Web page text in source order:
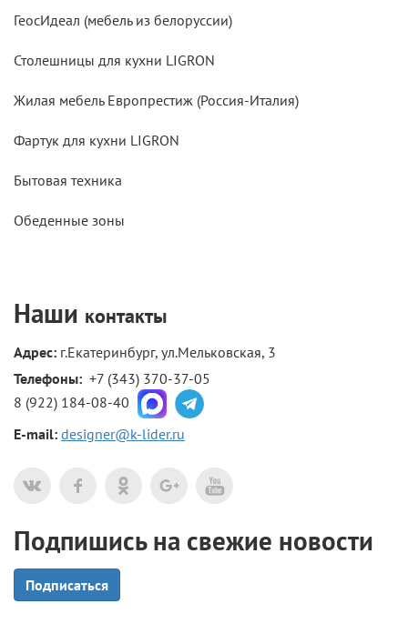
ГеосИдеал (мебель из белоруссии)
Столешницы для кухни LIGRON
Жилая мебель Европрестиж (Россия-Италия)
Фартук для кухни LIGRON
Бытовая техника
Обеденные зоны
Наши контакты
Адрес: г.Екатеринбург, ул.Мельковская, 3
Телефоны: +7 (343) 370-37-05
8 (922) 184-08-40
E-mail: designer@k-lider.ru
Подпишись на свежие новости